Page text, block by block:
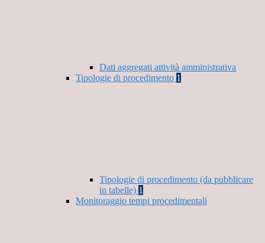
Dati aggregati attività amministrativa
Tipologie di procedimento 1
Tipologie di procedimento (da pubblicare
in tabelle) 1
Monitoraggio tempi procedimentali